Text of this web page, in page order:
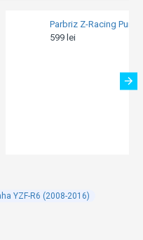
Parbriz Aerosport Barracuda - Honda CB 500F (2016-2017 / 2019-2023)
749 lei
YZF-R6 (2008-2016)